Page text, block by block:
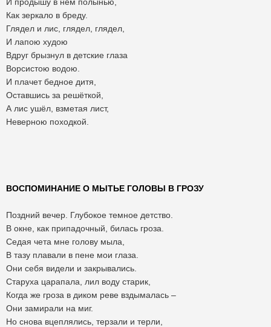
Как зеркало в бреду.
Глядел и лис, глядел, глядел,
И лапою худою
Вдруг брызнул в детские глаза
Ворсистою водою.
И плачет бедное дитя,
Оставшись за решёткой,
А лис ушёл, взметая лист,
Неверною походкой.
ВОСПОМИНАНИЕ О МЫТЬЕ ГОЛОВЫ В ГРОЗУ
Поздний вечер. Глубокое темное детство.
В окне, как припадочный, билась гроза.
Седая чета мне голову мыла,
В тазу плавали в пене мои глаза.
Они себя видели и закрывались.
Старуха царапала, лил воду старик,
Когда же гроза в диком реве вздымалась –
Они замирали на миг.
Но снова вцеплялись, терзали и терли,